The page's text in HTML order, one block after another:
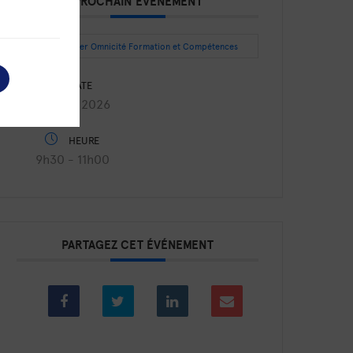
Intégrer Omnicité Formation et Compétences
DATE
Août 27 2026
HEURE
9h30 - 11h00
PARTAGEZ CET ÉVÉNEMENT